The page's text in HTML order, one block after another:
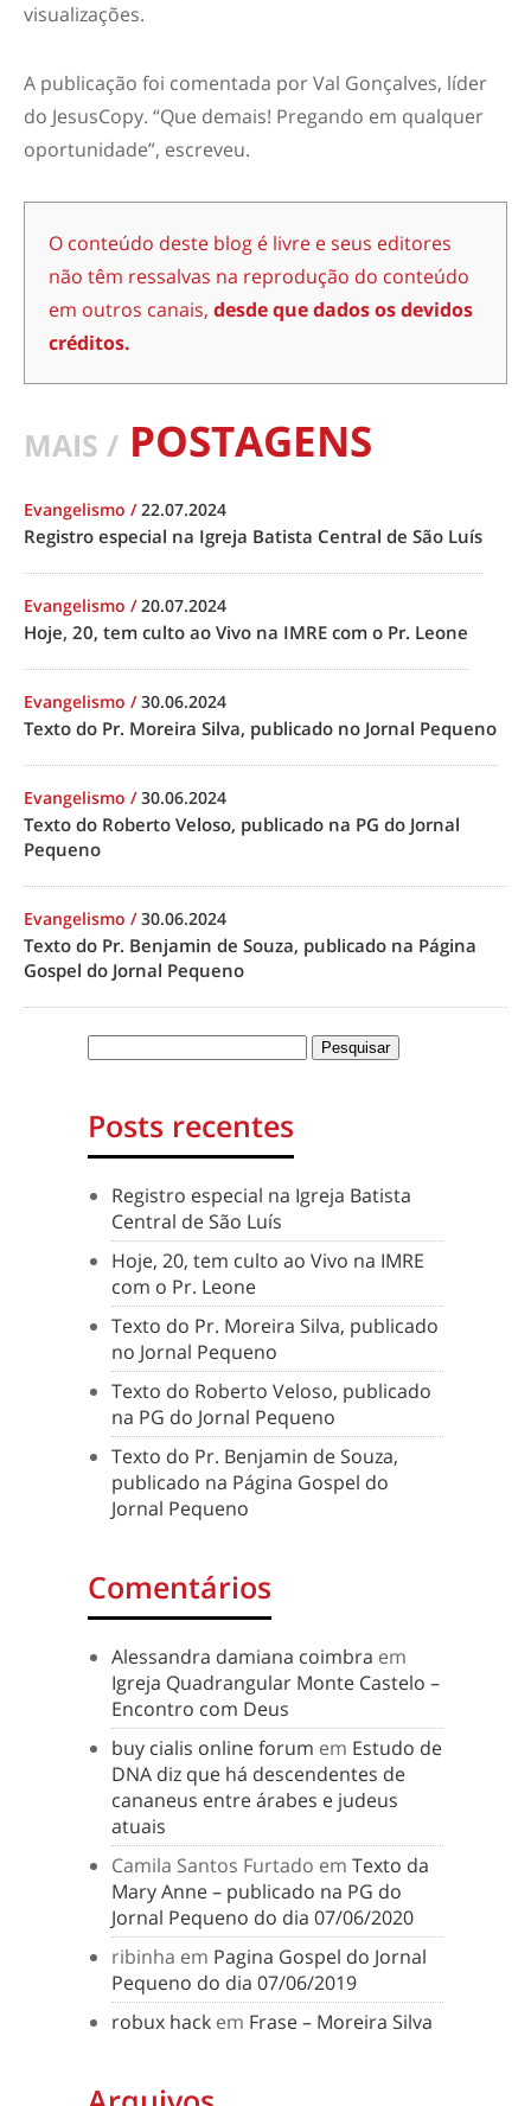
visualizações.
A publicação foi comentada por Val Gonçalves, líder
do JesusCopy. “Que demais! Pregando em qualquer
oportunidade”, escreveu.
O conteúdo deste blog é livre e seus editores
não têm ressalvas na reprodução do conteúdo
em outros canais, desde que dados os devidos
créditos.
MAIS / POSTAGENS
Evangelismo /22.07.2024
Registro especial na Igreja Batista Central de São Luís
Evangelismo /20.07.2024
Hoje, 20, tem culto ao Vivo na IMRE com o Pr. Leone
Evangelismo /30.06.2024
Texto do Pr. Moreira Silva, publicado no Jornal Pequeno
Evangelismo /30.06.2024
Texto do Roberto Veloso, publicado na PG do Jornal
Pequeno
Evangelismo /30.06.2024
Texto do Pr. Benjamin de Souza, publicado na Página
Gospel do Jornal Pequeno
Posts recentes
Registro especial na Igreja Batista
Central de São Luís
Hoje, 20, tem culto ao Vivo na IMRE
com o Pr. Leone
Texto do Pr. Moreira Silva, publicado
no Jornal Pequeno
Texto do Roberto Veloso, publicado
na PG do Jornal Pequeno
Texto do Pr. Benjamin de Souza,
publicado na Página Gospel do
Jornal Pequeno
Comentários
Alessandra damiana coimbra em
Igreja Quadrangular Monte Castelo –
Encontro com Deus
buy cialis online forum em Estudo de
DNA diz que há descendentes de
cananeus entre árabes e judeus
atuais
Camila Santos Furtado em Texto da
Mary Anne – publicado na PG do
Jornal Pequeno do dia 07/06/2020
ribinha em Pagina Gospel do Jornal
Pequeno do dia 07/06/2019
robux hack em Frase – Moreira Silva